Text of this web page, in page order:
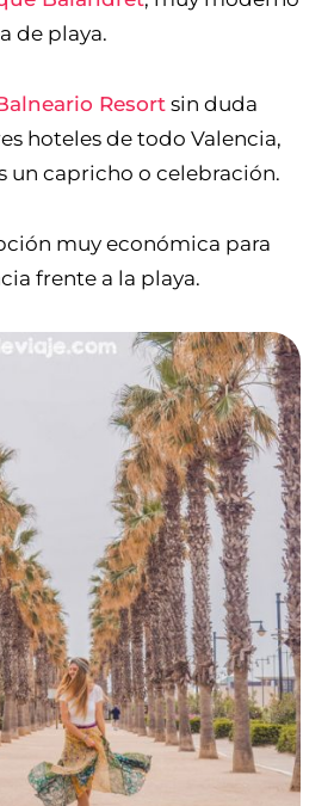
de playa.
Resort sin duda
hoteles de todo Valencia,
un capricho o celebración.
muy económica para
frente a la playa.